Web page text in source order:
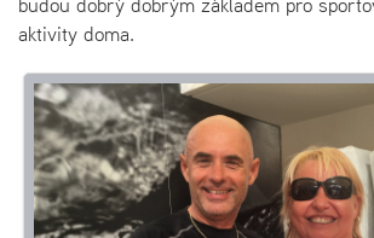
aktivity doma.